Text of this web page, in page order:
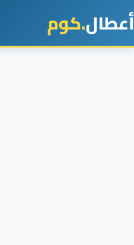
أعطال.كوم